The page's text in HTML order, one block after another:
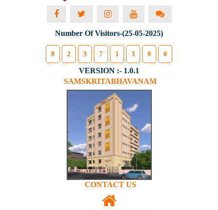
Number Of Visitors-(25-05-2025)
8 2 3 7 1 3 0 0
VERSION :- 1.0.1
SAMSKRITABHAVANAM
CONTACT US